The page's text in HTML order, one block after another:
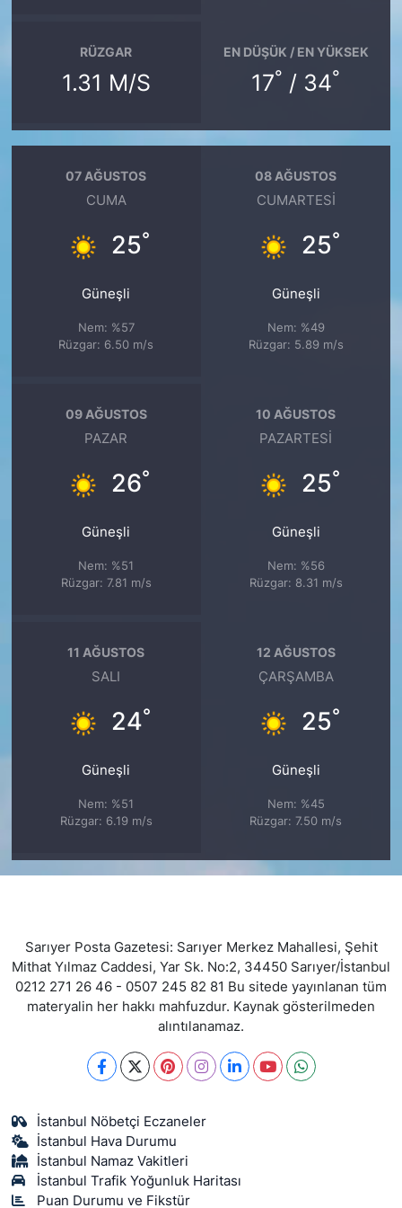
RÜZGAR
1.31 M/S
EN DÜŞÜK / EN YÜKSEK
17° / 34°
07 AĞUSTOS
CUMA
25°
Güneşli
Nem: %57
Rüzgar: 6.50 m/s
08 AĞUSTOS
CUMARTESI
25°
Güneşli
Nem: %49
Rüzgar: 5.89 m/s
09 AĞUSTOS
PAZAR
26°
Güneşli
Nem: %51
Rüzgar: 7.81 m/s
10 AĞUSTOS
PAZARTESI
25°
Güneşli
Nem: %56
Rüzgar: 8.31 m/s
11 AĞUSTOS
SALI
24°
Güneşli
Nem: %51
Rüzgar: 6.19 m/s
12 AĞUSTOS
ÇARŞAMBA
25°
Güneşli
Nem: %45
Rüzgar: 7.50 m/s
Sarıyer Posta Gazetesi: Sarıyer Merkez Mahallesi, Şehit
Mithat Yılmaz Caddesi, Yar Sk. No:2, 34450 Sarıyer/İstanbul
0212 271 26 46 - 0507 245 82 81 Bu sitede yayınlanan tüm
materyalin her hakkı mahfuzdur. Kaynak gösterilmeden
alıntılanamaz.
İstanbul Nöbetçi Eczaneler
İstanbul Hava Durumu
İstanbul Namaz Vakitleri
İstanbul Trafik Yoğunluk Haritası
Puan Durumu ve Fikstür